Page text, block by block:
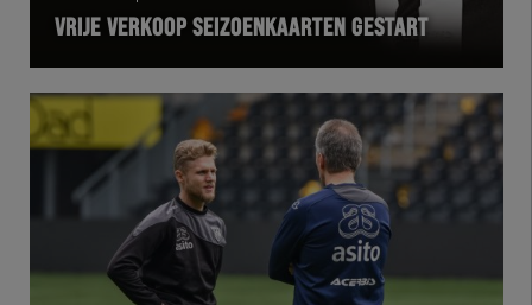
HERTEL
Natuurgras
Wedstrijd
VRIJE VERKOOP SEIZOENKAARTEN GESTART